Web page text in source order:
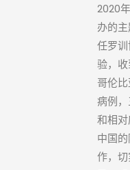
2020
办的
任罗
验，收
哥伦
病例
和相
中国
作，